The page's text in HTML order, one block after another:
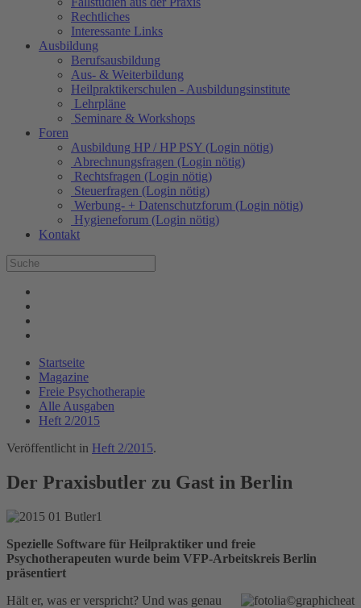
Rechtliches
Interessante Links
Ausbildung
Berufsausbildung
Aus- & Weiterbildung
Heilpraktikerschulen - Ausbildungsinstitute
Lehrpläne
Seminare & Workshops
Foren
Ausbildung HP / HP PSY (Login nötig)
Abrechnungsfragen (Login nötig)
Rechtsfragen (Login nötig)
Steuerfragen (Login nötig)
Werbung- + Datenschutzforum (Login nötig)
Hygieneforum (Login nötig)
Kontakt
Startseite
Magazine
Freie Psychotherapie
Alle Ausgaben
Heft 2/2015
Veröffentlicht in Heft 2/2015.
Der Praxisbutler zu Gast in Berlin
Spezielle Software für Heilpraktiker und freie
Psychotherapeuten wurde beim VFP-Arbeitskreis Berlin
präsentiert
Hält er, was er verspricht? Und was genau